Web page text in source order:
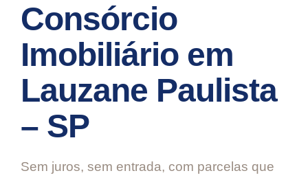
Consórcio
Imobiliário em
Lauzane Paulista
– SP
Sem juros, sem entrada, com parcelas que